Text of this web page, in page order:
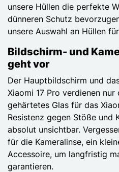
unsere Hüllen die perfekte
dünneren Schutz
unsere Auswahl an Hüllen
Bildschirm- und
geht vor
Der Hauptbildschirm und
Xiaomi 17 Pro verdienen nur
gehärtetes Glas für das
Resistenz gegen Stöße und
absolut unsichtbar.
für die Kameralinse, ein
Accessoire, um langfristig
garantieren.